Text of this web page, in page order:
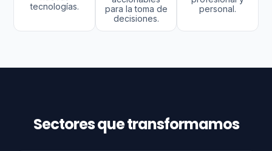
tecnologías.
para la toma de
decisiones.
personal.
Sectores que transformamos